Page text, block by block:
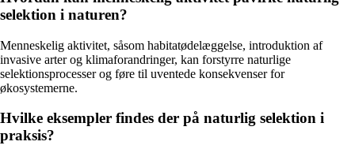
selektion i naturen?
Menneskelig aktivitet, såsom habitatødelæggelse, introduktion af
invasive arter og klimaforandringer, kan forstyrre naturlige
selektionsprocesser og føre til uventede konsekvenser for
økosystemerne.
Hvilke eksempler findes der på naturlig selektion i
praksis?